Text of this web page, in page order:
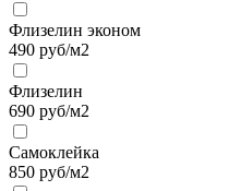
Флизелин эконом
490 руб/м2
Флизелин
690 руб/м2
Самоклейка
850 руб/м2